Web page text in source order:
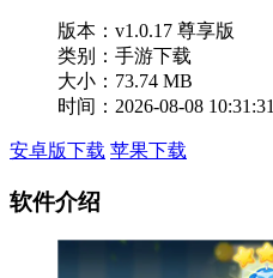
版本： v1.0.17 尊享版
类别：手游下载
大小：73.74 MB
时间：2026-08-08 10:31:31
安卓版下载 苹果下载
软件介绍